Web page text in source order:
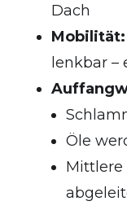
Dach
Mobilität:
lenkbar –
Öle
Mittlere